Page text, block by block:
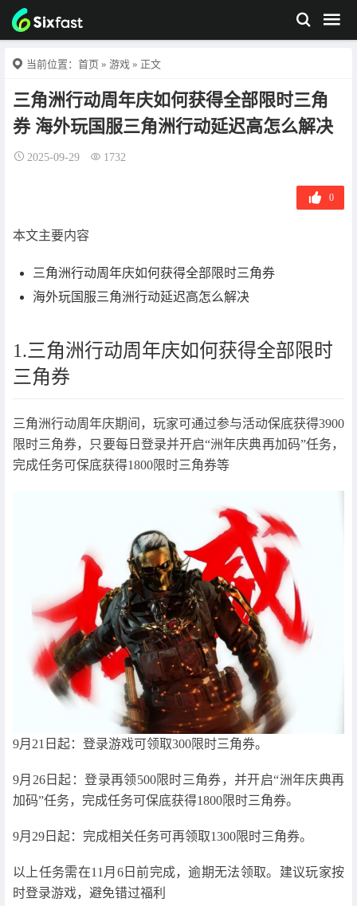
当前位置： 首页 » 游戏 » 正文
三角洲行动周年庆如何获得全部限时三角
券 海外玩国服三角洲行动延迟高怎么解决
2025-09-29 1732
0
本文主要内容
三角洲行动周年庆如何获得全部限时三角券
海外玩国服三角洲行动延迟高怎么解决
1.三角洲行动周年庆如何获得全部限时
三角券
三角洲行动周年庆期间，玩家可通过参与活动保底获得3900
限时三角券，只要每日登录并开启“洲年庆典再加码”任务，
完成任务可保底获得1800限时三角券等
9月21日起：登录游戏可领取300限时三角券。
9月26日起：登录再领500限时三角券，并开启“洲年庆典再
加码”任务，完成任务可保底获得1800限时三角券。
9月29日起：完成相关任务可再领取1300限时三角券。
以上任务需在11月6日前完成，逾期无法领取。建议玩家按
时登录游戏，避免错过福利